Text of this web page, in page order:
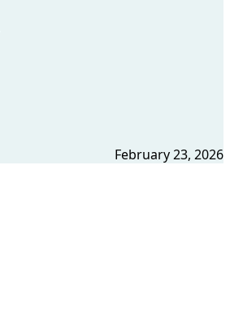
February 23, 2026